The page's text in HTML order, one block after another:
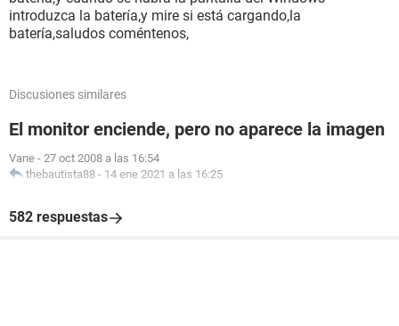
introduzca la batería,y mire si está cargando,la
batería,saludos coméntenos,
Discusiones similares
El monitor enciende, pero no aparece la imagen
Vane - 27 oct 2008 a las 16:54
thebautista88 - 14 ene 2021 a las 16:25
582 respuestas